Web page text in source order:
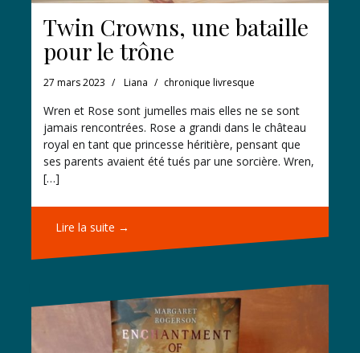
Twin Crowns, une bataille
pour le trône
27 mars 2023 Liana chronique livresque
Wren et Rose sont jumelles mais elles ne se sont
jamais rencontrées. Rose a grandi dans le château
royal en tant que princesse héritière, pensant que
ses parents avaient été tués par une sorcière. Wren,
[…]
Lire la suite →